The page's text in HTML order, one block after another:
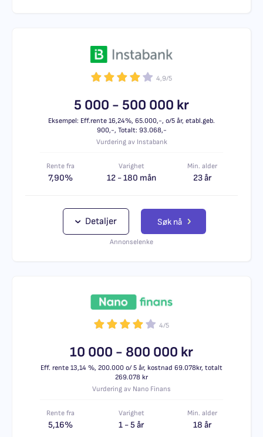
4,9/5
5 000 - 500 000 kr
Eksempel: Eff.rente 16,24%, 65.000,-, o/5 år, etabl.geb.
900,-, Totalt: 93.068,-
Vurdering av Instabank
Rente fra
7,90%
Varighet
12 - 180 mån
Min. alder
23 år
Annonselenke
Detaljer Søk nå
4/5
10 000 - 800 000 kr
Eff. rente 13,14 %, 200.000 o/ 5 år, kostnad 69.078kr, totalt
269.078 kr
Vurdering av Nano Finans
Rente fra
5,16%
Varighet
1 - 5 år
Min. alder
18 år